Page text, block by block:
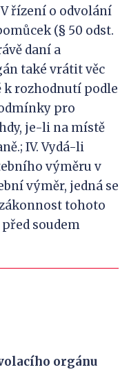
řízení o odvolání
(§ 50 odst.
daní a
také vrátit věc
k rozhodnutí podle
pro
je-li na místě
IV. Vydá-li
výměru v
výměr, jedná se
tohoto
soudem
orgánu